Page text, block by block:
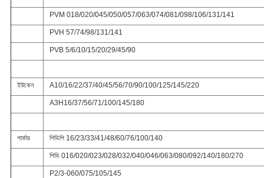
PVM 018/020/045/050/057/063/074/081/098/106/131/141
PVH 57/74/98/131/141
PVB 5/6/10/15/20/29/45/90
ইউকেন A10/16/22/37/40/45/56/70/90/100/125/145/220
A3H16/37/56/71/100/145/180
পার্কার পিভিপি 16/23/33/41/48/60/76/100/140
পিভি 016/020/023/028/032/040/046/063/080/092/140/180/270
P2/3-060/075/105/145